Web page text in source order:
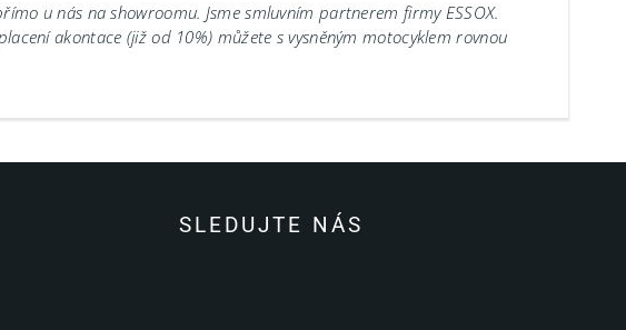
u nás na showroomu. Jsme smluvním partnerem firmy ESSOX.
akontace (již od 10%) můžete s vysněným motocyklem rovnou
SLEDUJTE NÁS